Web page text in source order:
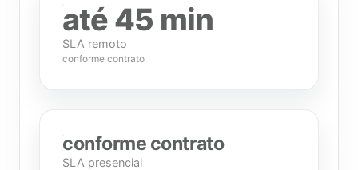
até 45 min
SLA remoto
conforme contrato
conforme contrato
SLA presencial